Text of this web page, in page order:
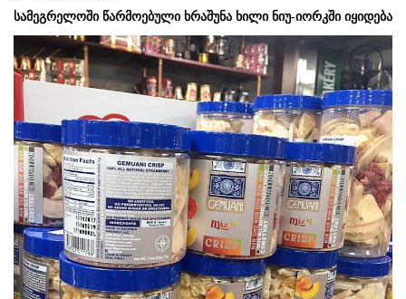
სამეგრელოში წარმოებული ხრაშუნა ხილი ნიუ-იორკში იყიდება